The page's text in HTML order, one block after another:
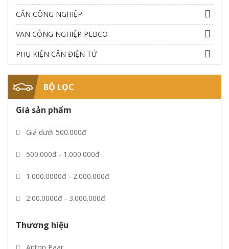
3. Các bước thực hiện giúp cân vàng được
chuẩn xác nhất
Lựa chọn vị trí đặt cân phù hợp: Để giúp cho
vị trí đặt cân là yếu tố rất quan trọng ảnh
CÂN CÔNG NGHIỆP
VAN CÔNG NGHIỆP PEBCO
PHỤ KIỆN CÂN ĐIỆN TỬ
BỘ LỌC
Giá sản phẩm
Giá dưới 500.000đ
500.000đ - 1.000.000đ
1.000.0000đ - 2.000.000đ
2.00.0000đ - 3.000.000đ
3.00.0000đ - 5.000.000đ
Thương hiệu